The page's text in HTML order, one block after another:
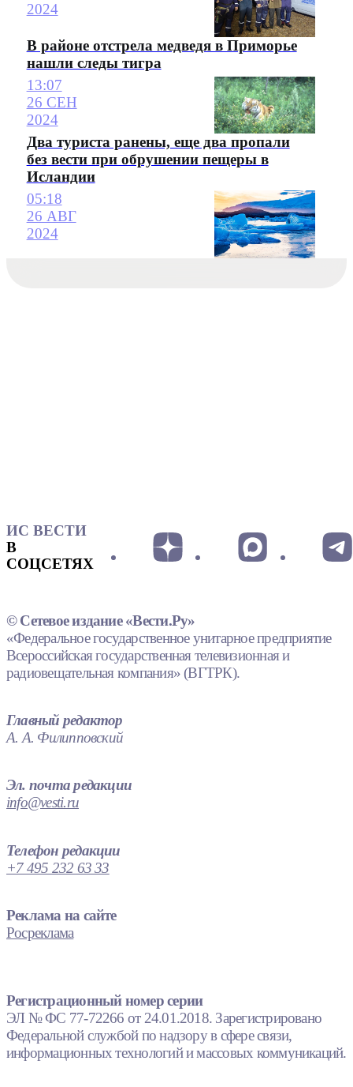
2024
В районе отстрела медведя в Приморье
нашли следы тигра
13:07
26 СЕН
2024
Два туриста ранены, еще два пропали
без вести при обрушении пещеры в
Исландии
05:18
26 АВГ
2024
ИС ВЕСТИ
В
СОЦСЕТЯХ
© Сетевое издание «Вести.Ру»
«Федеральное государственное унитарное предприятие
Всероссийская государственная телевизионная и
радиовещательная компания» (ВГТРК).
Главный редактор
А. А. Филипповский
Эл. почта редакции
info@vesti.ru
Телефон редакции
+7 495 232 63 33
Реклама на сайте
Росреклама
Регистрационный номер серии
ЭЛ № ФС 77-72266 от 24.01.2018. Зарегистрировано
Федеральной службой по надзору в сфере связи,
информационных технологий и массовых коммуникаций.